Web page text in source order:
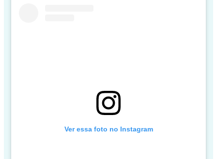
Ver essa foto no Instagram